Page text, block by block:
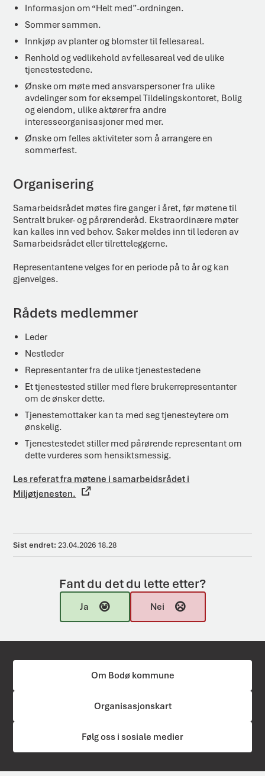
Informasjon om “Helt med”-ordningen.
Sommer sammen.
Innkjøp av planter og blomster til fellesareal.
Renhold og vedlikehold av fellesareal ved de ulike
tjenestestedene.
Ønske om møte med ansvarspersoner fra ulike
avdelinger som for eksempel Tildelingskontoret, Bolig
og eiendom, ulike aktører fra andre
interesseorganisasjoner med mer.
Ønske om felles aktiviteter som å arrangere en
sommerfest.
Organisering
Samarbeidsrådet møtes fire ganger i året, før møtene til
Sentralt bruker- og pårørenderåd. Ekstraordinære møter
kan kalles inn ved behov. Saker meldes inn til lederen av
Samarbeidsrådet eller tilretteleggerne.
Representantene velges for en periode på to år og kan
gjenvelges.
Rådets medlemmer
Leder
Nestleder
Representanter fra de ulike tjenestestedene
Et tjenestested stiller med flere brukerrepresentanter
om de ønsker dette.
Tjenestemottaker kan ta med seg tjenesteytere om
ønskelig.
Tjenestestedet stiller med pårørende representant om
dette vurderes som hensiktsmessig.
Les referat fra møtene i samarbeidsrådet i
Miljøtjenesten.
Sist endret 23.04.2026 18.28
Fant du det du lette etter?
Ja Nei
Om Bodø kommune
Organisasjonskart
Følg oss i sosiale medier